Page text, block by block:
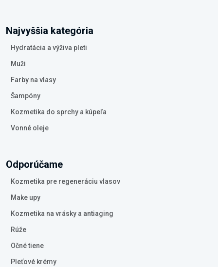
Najvyššia kategória
Hydratácia a výživa pleti
Muži
Farby na vlasy
Šampóny
Kozmetika do sprchy a kúpeľa
Vonné oleje
Odporúčame
Kozmetika pre regeneráciu vlasov
Make upy
Kozmetika na vrásky a antiaging
Rúže
Očné tiene
Pleťové krémy